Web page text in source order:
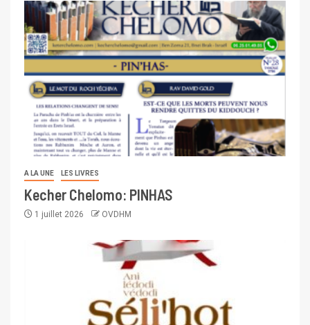
A LA UNE LES LIVRES
Kecher Chelomo: PINHAS
1 juillet 2026 OVDHM